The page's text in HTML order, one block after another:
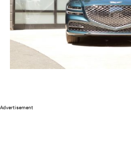
Advertisement